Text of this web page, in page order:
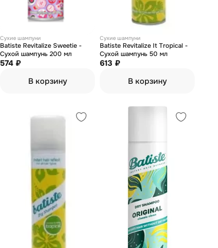
Сухие шампуни
Batiste Revitalize Sweetie -
Сухой шампунь 200 мл
574 ₽
В корзину
Сухие шампуни
Batiste Revitalize It Tropical -
Сухой шампунь 50 мл
613 ₽
В корзину